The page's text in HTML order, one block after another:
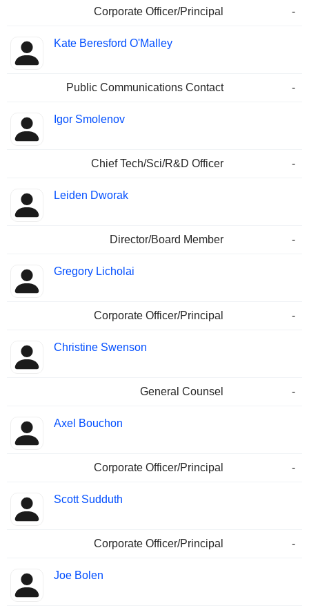
Corporate Officer/Principal -
Kate Beresford O'Malley
Public Communications Contact -
Igor Smolenov
Chief Tech/Sci/R&D Officer -
Leiden Dworak
Director/Board Member -
Gregory Licholai
Corporate Officer/Principal -
Christine Swenson
General Counsel -
Axel Bouchon
Corporate Officer/Principal -
Scott Sudduth
Corporate Officer/Principal -
Joe Bolen